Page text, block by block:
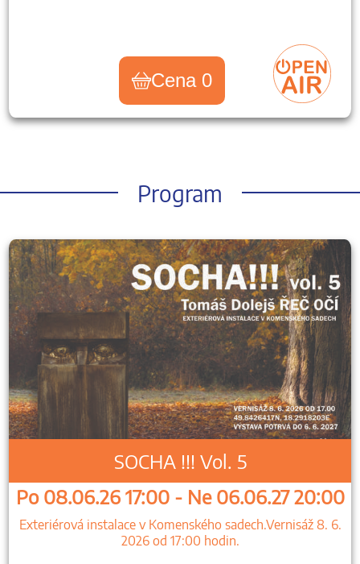
Cena 0
Program
SOCHA !!! Vol. 5
Po 08.06.26 17:00 - Ne 06.06.27 20:00
Exteriérová instalace v Komenského sadech.Vernisáž 8. 6.
2026 od 17:00 hodin.